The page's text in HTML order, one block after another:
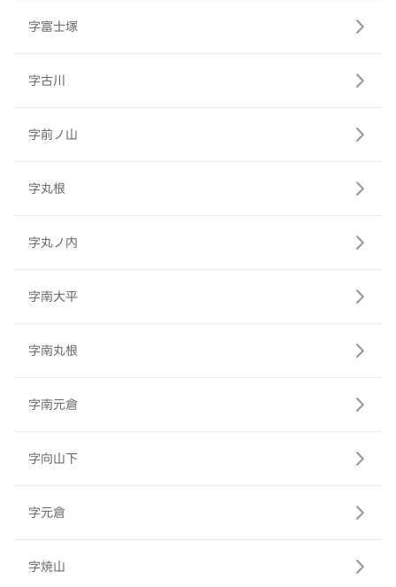
字富士塚
字古川
字前ノ山
字丸根
字丸ノ内
字南大平
字南丸根
字南元倉
字向山下
字元倉
字焼山